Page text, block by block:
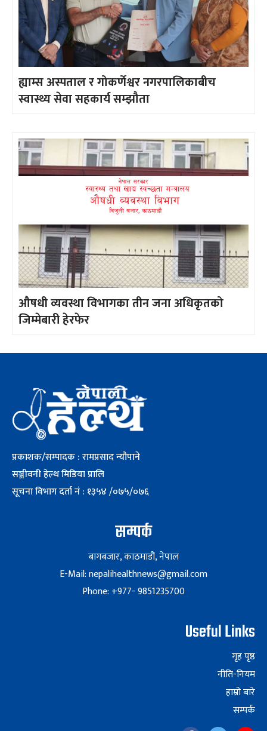
ह्याम्स अस्पताल र गोकर्णेश्वर नगरपालिकाबीच
स्वास्थ्य सेवा सहकार्य सम्झौता
औषधी व्यवस्था विभागका तीन जना अधिकृतको
जिम्मेबारी हेरफेर
प्रकाशक/सम्पादक : रामप्रसाद न्यौपाने
सञ्जीवनी हेल्थ मिडिया प्रालि
सूचना विभाग दर्ता नं : १३५४ /०७५/०७६
सम्पर्क
बागबजार, काठमाडौं, नेपाल
E-Mail: nepalihealthnews@gmail.com
Phone: +977- 9851235700
Useful Links
गृह पृष्ठ
नीति-नियम
हाम्रो बारे
सम्पर्क